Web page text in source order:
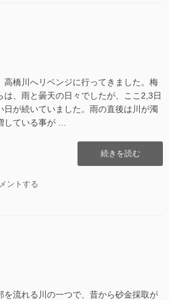
高橋川へリベンジに行ってきました。梅
は、雨と曇天の日々でしたが、ここ2,3日
日が続いていました。雨の直後は川が濁
している事が …
“高
橋
続きを読む
ントする
を流れる川の一つで、昔から砂金採取が